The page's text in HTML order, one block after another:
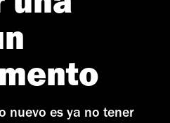
una
nuevo es ya no tener